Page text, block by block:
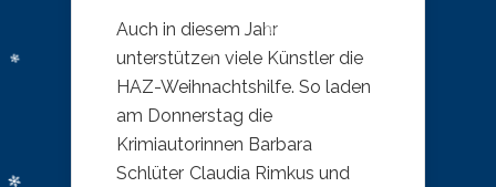
​Auch in diesem Jahr
unterstützen viele Künstler die
HAZ-Weihnachtshilfe. So laden
am Donnerstag die
Krimiautorinnen Barbara
Schlüter, Claudia Rimkus und